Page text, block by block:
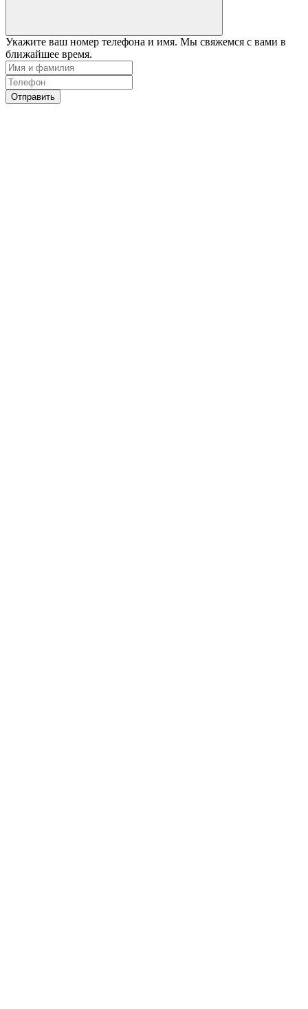
Укажите ваш номер телефона и имя. Мы свяжемся с вами в
ближайшее время.
Отправить